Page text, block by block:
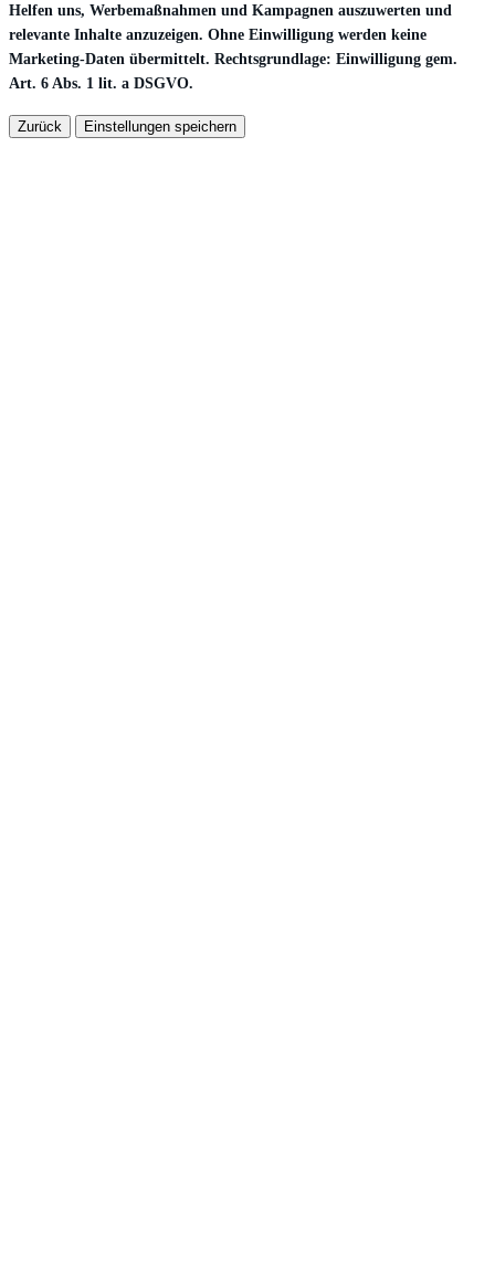
Helfen uns, Werbemaßnahmen und Kampagnen auszuwerten und
relevante Inhalte anzuzeigen. Ohne Einwilligung werden keine
Marketing-Daten übermittelt. Rechtsgrundlage: Einwilligung gem.
Art. 6 Abs. 1 lit. a DSGVO.
Zurück Einstellungen speichern